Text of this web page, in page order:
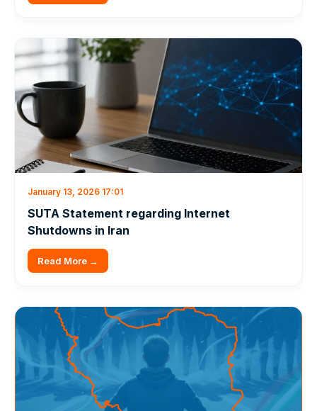
January 13, 2026 17:01
SUTA Statement regarding Internet
Shutdowns in Iran
Read More →